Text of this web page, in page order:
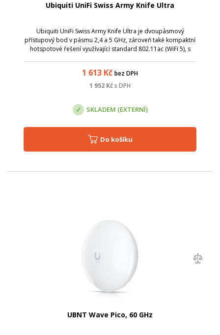
Ubiquiti UniFi Swiss Army Knife Ultra
Ubiquiti UniFi Swiss Army Knife Ultra je dvoupásmový
přístupový bod v pásmu 2,4 a 5 GHz, zároveň také kompaktní
hotspotové řešení využívající standard 802.11ac (WiFi 5), s
1 613 Kč bez DPH
1 952 Kčs DPH
SKLADEM (EXTERNÍ)
Do košíku
UBNT Wave Pico, 60 GHz